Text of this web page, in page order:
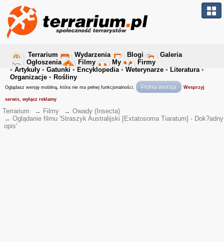
Terrarium Wydarzenia Blogi
Galeria
Ogłoszenia
Filmy My
Firmy
• Artykuły • Gatunki • Encyklopedia• Weterynarze • Literatura•
Organizacje • Rośliny
Oglądasz wersję mobilną, która nie ma pełnej funkcjonalności. Pełna wersja Wesprzyj
serwis, wyłącz reklamy
Terrarium → Filmy → Owady (Insecta)
→ Oglądanie filmu 'Straszyk Australijski [Extatosoma Tiaratum] - Dok?adny
opis'